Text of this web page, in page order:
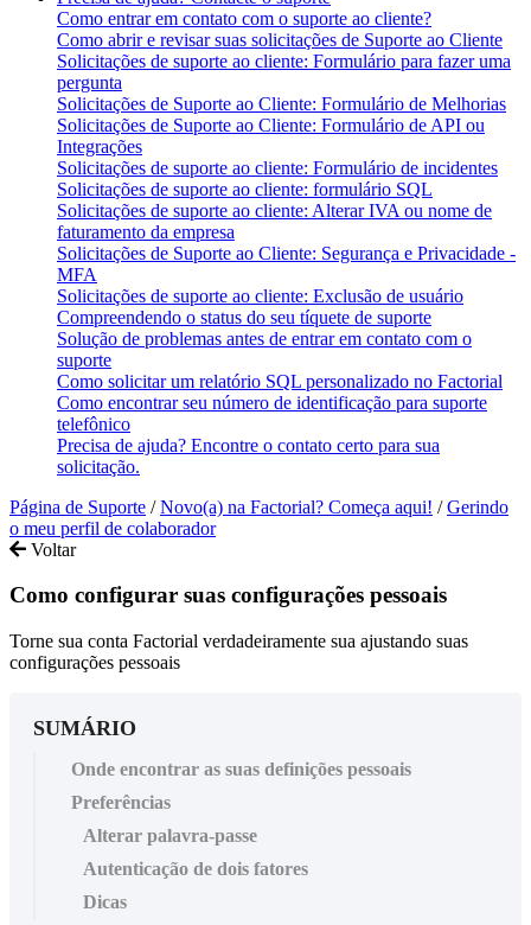
Como entrar em contato com o suporte ao cliente?
Como abrir e revisar suas solicitações de Suporte ao Cliente
Solicitações de suporte ao cliente: Formulário para fazer uma
pergunta
Solicitações de Suporte ao Cliente: Formulário de Melhorias
Solicitações de Suporte ao Cliente: Formulário de API ou
Integrações
Solicitações de suporte ao cliente: Formulário de incidentes
Solicitações de suporte ao cliente: formulário SQL
Solicitações de suporte ao cliente: Alterar IVA ou nome de
faturamento da empresa
Solicitações de Suporte ao Cliente: Segurança e Privacidade -
MFA
Solicitações de suporte ao cliente: Exclusão de usuário
Compreendendo o status do seu tíquete de suporte
Solução de problemas antes de entrar em contato com o
suporte
Como solicitar um relatório SQL personalizado no Factorial
Como encontrar seu número de identificação para suporte
telefônico
Precisa de ajuda? Encontre o contato certo para sua
solicitação.
Página de Suporte / Novo(a) na Factorial? Começa aqui! / Gerindo
o meu perfil de colaborador
Voltar
Como configurar suas configurações pessoais
Torne sua conta Factorial verdadeiramente sua ajustando suas
configurações pessoais
SUMÁRIO
Onde encontrar as suas definições pessoais
Preferências
Alterar palavra-passe
Autenticação de dois fatores
Dicas